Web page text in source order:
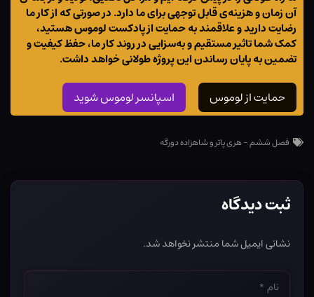
آن زمان و هزینه‌ی قابل توجهی برای ما دارد. در صورتی که از کار ما
رضایت دارید و علاقمند به حمایت از پادکست لوموس هستید،
کمک شما تاثیر مستقیم و به‌سزایی در روند کار ما، حفظ کیفیت و
تضمین به پایان رساندن این پروژه طولانی خواهد داشت.
حمایت از لوموس اسپانسر لوموس شوید
فصل ششم - هری پاتر و شاهزاده دورگه
ثبت دیدگاه
نشانی ایمیل شما منتشر نخواهد شد.
نام